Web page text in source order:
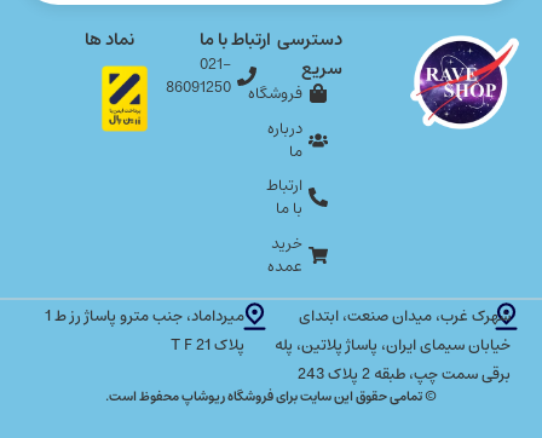
شهرک غرب، میدان صنعت، ابتدای
خیابان سیمای ایران، پاساژ پلاتین، پله
برقی سمت چپ، طبقه 2 پلاک 243
میرداماد، جنب مترو پاساژ رز ط 1
پلاک T F 21
دسترسی
سریع
فروشگاه
درباره
ما
ارتباط
با ما
خرید
عمده
ارتباط با ما
021-
86091250
نماد ها
© تمامی حقوق این سایت برای فروشگاه ریوشاپ محفوظ است.